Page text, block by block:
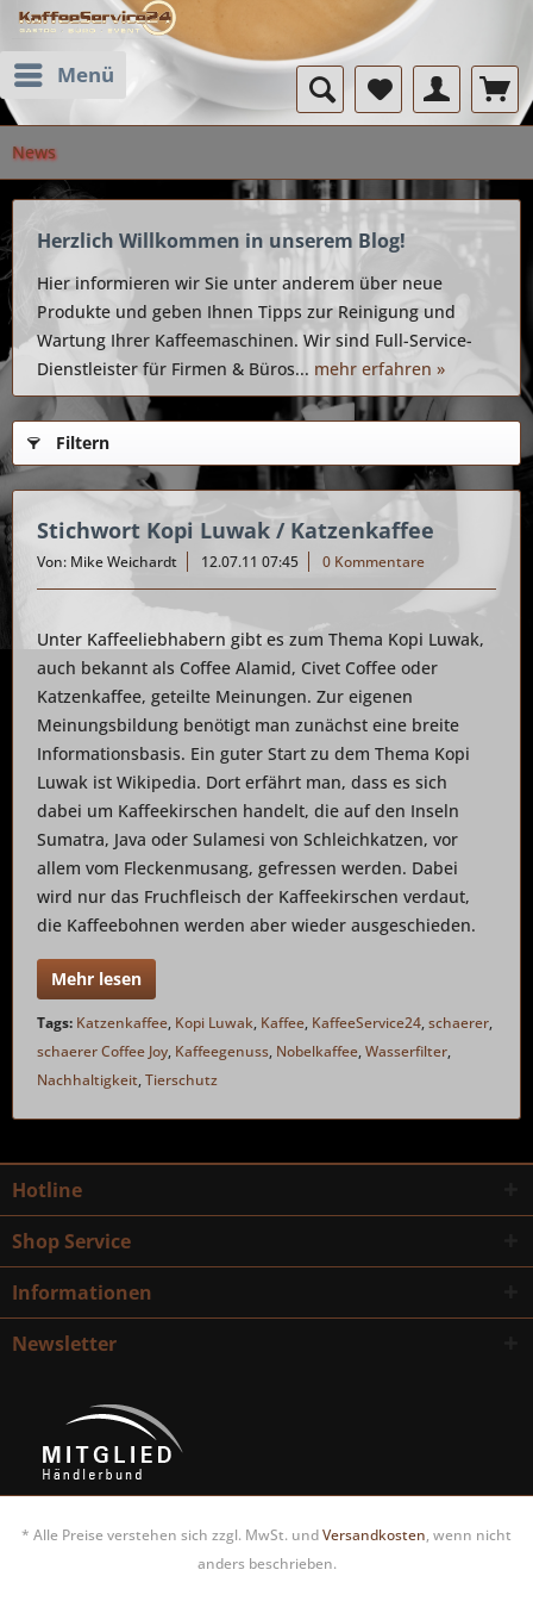
Menü
News
Herzlich Willkommen in unserem Blog!
Hier informieren wir Sie unter anderem über neue
Produkte und geben Ihnen Tipps zur Reinigung und
Wartung Ihrer Kaffeemaschinen. Wir sind Full-Service-
Dienstleister für Firmen & Büros... mehr erfahren »
Filtern
Stichwort Kopi Luwak / Katzenkaffee
Von: Mike Weichardt 12.07.11 07:45 0 Kommentare
Unter Kaffeeliebhabern gibt es zum Thema Kopi Luwak,
auch bekannt als Coffee Alamid, Civet Coffee oder
Katzenkaffee, geteilte Meinungen. Zur eigenen
Meinungsbildung benötigt man zunächst eine breite
Informationsbasis. Ein guter Start zu dem Thema Kopi
Luwak ist Wikipedia. Dort erfährt man, dass es sich
dabei um Kaffeekirschen handelt, die auf den Inseln
Sumatra, Java oder Sulamesi von Schleichkatzen, vor
allem vom Fleckenmusang, gefressen werden. Dabei
wird nur das Fruchfleisch der Kaffeekirschen verdaut,
die Kaffeebohnen werden aber wieder ausgeschieden.
Mehr lesen
Tags: Katzenkaffee, Kopi Luwak, Kaffee, KaffeeService24,schaerer,
schaerer Coffee Joy, Kaffeegenuss, Nobelkaffee,Wasserfilter,
Nachhaltigkeit,Tierschutz
Hotline
Shop Service
Informationen
Newsletter
* Alle Preise verstehen sich zzgl. MwSt. undVersandkosten, wenn nicht
anders beschrieben.